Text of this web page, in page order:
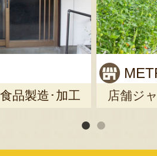
西置賜郡白鷹町
食品製造･加工 店舗ジ